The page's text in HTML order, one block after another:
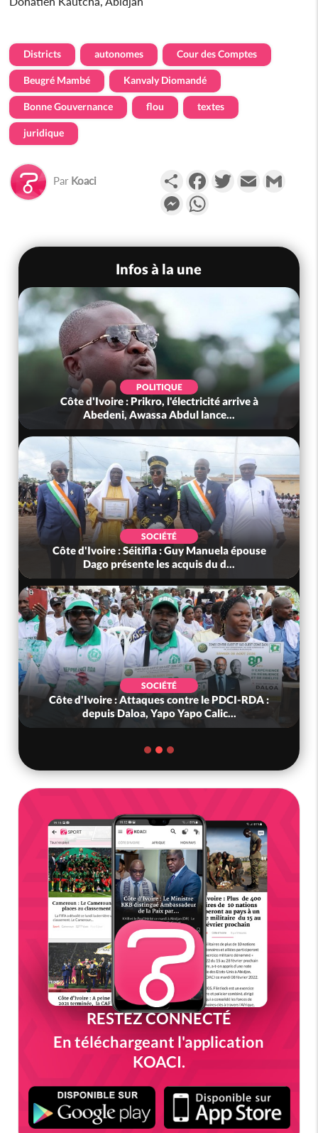
Districts autonomes Cour des Comptes
Beugré Mambé Kanvaly Diomandé
Bonne Gouvernance flou textes
juridique
Par Koaci PartagerFacebookTwitterEmail
Messenger
Infos à la une
POLITIQUE
Côte d'Ivoire : Prikro, l'électricité arrive à
Abedeni, Awassa Abdul lance...
SOCIÉTÉ
Côte d'Ivoire : Séitifla : Guy Manuela épouse
Dago présente les acquis du d...
SOCIÉTÉ
Côte d'Ivoire : Attaques contre le PDCI-RDA :
depuis Daloa, Yapo Yapo Calic...
RESTEZ CONNECTÉ
En téléchargeant l'application
KOACI.